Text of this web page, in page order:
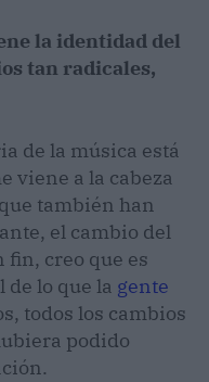
la identidad del
tan radicales,
de la música está
viene a la cabeza
también han
el cambio del
fin, creo que es
de lo que la gente
todos los cambios
podido